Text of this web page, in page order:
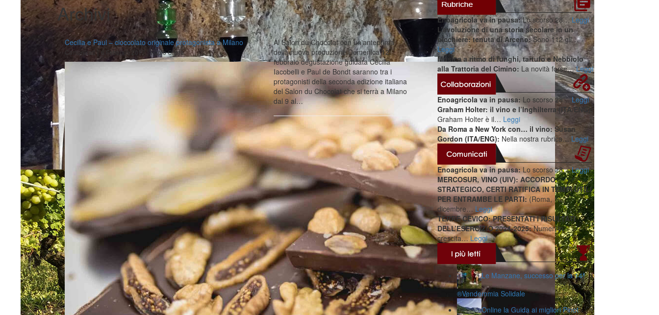
Archivi
Cecilia e Paul – cioccolato originale protagonista a Milano
Comunicati | 6 Febbraio 2017 |Fabio Ciarla
Al Salon du Chocolat con un'anteprima
della nuova produzione Domenica 12
febbraio degustazione guidata Cecilia
Iacobelli e Paul de Bondt saranno tra i
protagonisti della seconda edizione italiana
del Salon du Chocolat che si terrà a Milano
dal 9 al…
Enoagricola va in pausa:Lo scorso 28…Leggi
L’evoluzione di una storia secolare in un
bicchiere: tenuta di Arceno:Sono 112 gli…
Leggi
Musica a ritmo di funghi, tartufo e Nebbiolo
alla Trattoria del Cimino: La novità forse…Leggi
Enoagricola va in pausa: Lo scorso 28… Leggi
Graham Holter: il vino e l’Inghilterra (ITA/ENG):
Graham Holter è il… Leggi
Da Roma a New York con… il vino: Susan
Gordon (ITA/ENG): Nella nostra rubrica…Leggi
Enoagricola va in pausa:Lo scorso 28…Leggi
MERCOSUR, VINO (UIV): ACCORDO
STRATEGICO, CERTI RATIFICA IN TEMPI UTILI
PER ENTRAMBE LE PARTI: (Roma, 16
dicembre… Leggi
TERRE CEVICO: PRESENTATI I RISULTATI
DELL’ESERCIZIO 2024-2025:Numeri in
crescita… Leggi
Le Manzane, successo per la 14ª
®️Vendemmia Solidale
Online la Guida ai migliori Pinot